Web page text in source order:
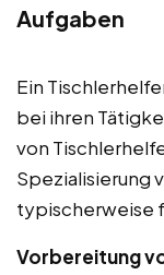
Aufgaben
Ein
bei ihren
von
Spezialisierung
typischerweise
Vorbereitung